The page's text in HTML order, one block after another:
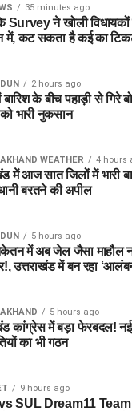
35 minutes ago
Survey ने खोली विधायकों
में, कट सकता है कई का
2 hours ago
बारिश के बीच पहाड़ी से गिरे
भारी नुकसान
WEATHER 4 hours
में आज सात जिलों में भारी
बरतने की अपील
5 hours ago
में अब जेल जैसा माहौल
उत्तराखंड में बन रहा
5 hours ago
कांग्रेस में बड़ा फेरबदल! नई
का भी गठन
9 hours ago
SUL Dream11